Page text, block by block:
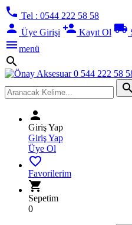
phone Tel : 0544 222 58 58
person Üye Girişi person_add Kayıt Ol local_shipping
menumenü
search
person
Giriş Yap
Giriş Yap
Üye Ol
favorite_border
Favorilerim
shopping_cart
Sepetim
0